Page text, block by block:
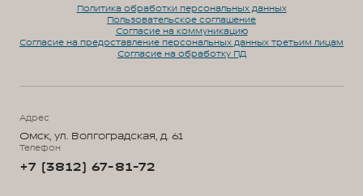
Политика обработки персональных данных
Пользовательское соглашение
Согласие на коммуникацию
Согласие на предоставление персональных данных третьим лицам
Согласие на обработку ПД
Адрес
Омск, ул. Волгоградская, д. 61
Телефон
+7 (3812) 67-81-72